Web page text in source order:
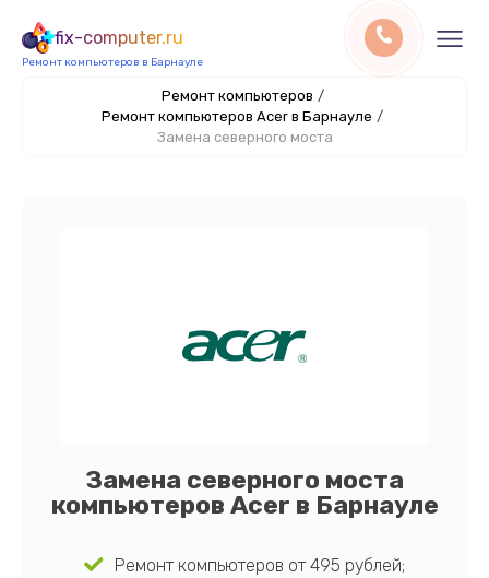
fix-computer.ru
Ремонт компьютеров в Барнауле
Ремонт компьютеров /
Ремонт компьютеров Acer в Барнауле /
Замена северного моста
Замена северного моста
компьютеров Acer в Барнауле
Ремонт компьютеров от 495 рублей;